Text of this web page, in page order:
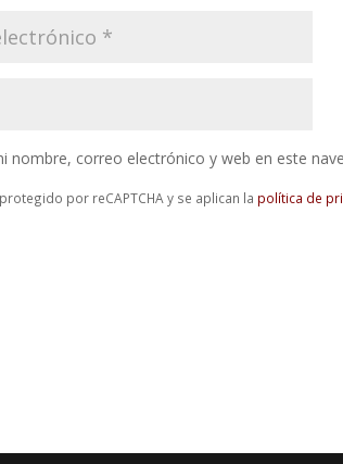
nombre, correo electrónico y web en este
por reCAPTCHA y se aplican la política de